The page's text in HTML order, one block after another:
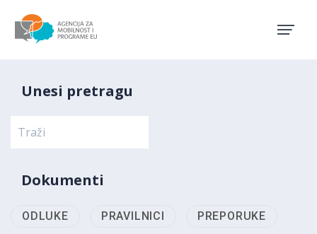
Unesi pretragu
Dokumenti
ODLUKE PRAVILNICI PREPORUKE